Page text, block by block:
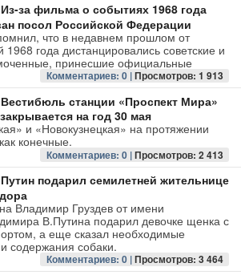
Из-за фильма о событиях 1968 года
посол Российской Федерации
что в недавнем прошлом от
1968 года дистанцировались советские и
принесшие официальные
Комментариев: 0 |Просмотров: 1 913
Вестибюль станции «Проспект Мира»
на год 30 мая
и «Новокузнецкая» на протяжении
конечные.
Комментариев: 0 |Просмотров: 2 413
Путин подарил семилетней жительнице
Владимир Груздев от имени
В.Путина подарил девочке щенка с
а еще сказал необходимые
содержания собаки.
Комментариев: 0 |Просмотров: 3 464